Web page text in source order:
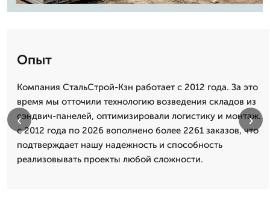
Опыт
Компания СтальСтрой-Кзн работает с 2012 года. За это
время мы отточили технологию возведения складов из
сэндвич-панелей, оптимизировали логистику и монтаж.
с 2012 года по 2026 вополнено более 2261 заказов, что
подтверждает нашу надежность и способность
реализовывать проекты любой сложности.
‹ ›